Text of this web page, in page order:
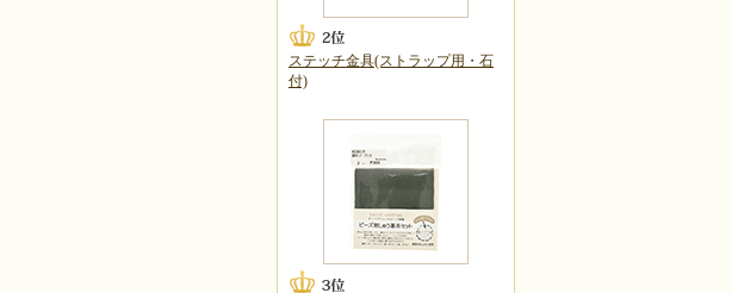
ステッチ金具(ストラップ用・石
付)